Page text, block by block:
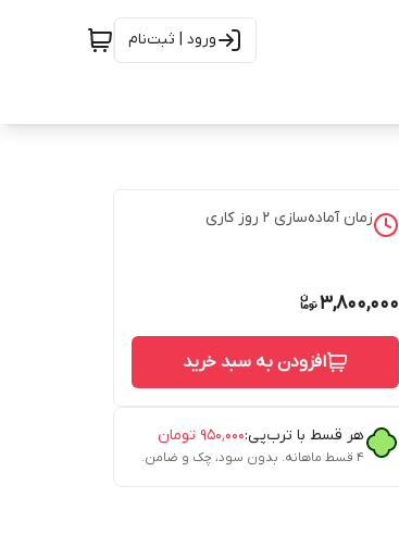
ورود | ثبت‌نام
زمان آماده‌سازی 2 روز کاری
3,800,000
افزودن به سبد خرید
هر قسط با ترب‌پی:۹۵۰٬۰۰۰ تومان
۴ قسط ماهانه. بدون سود، چک و ضامن.